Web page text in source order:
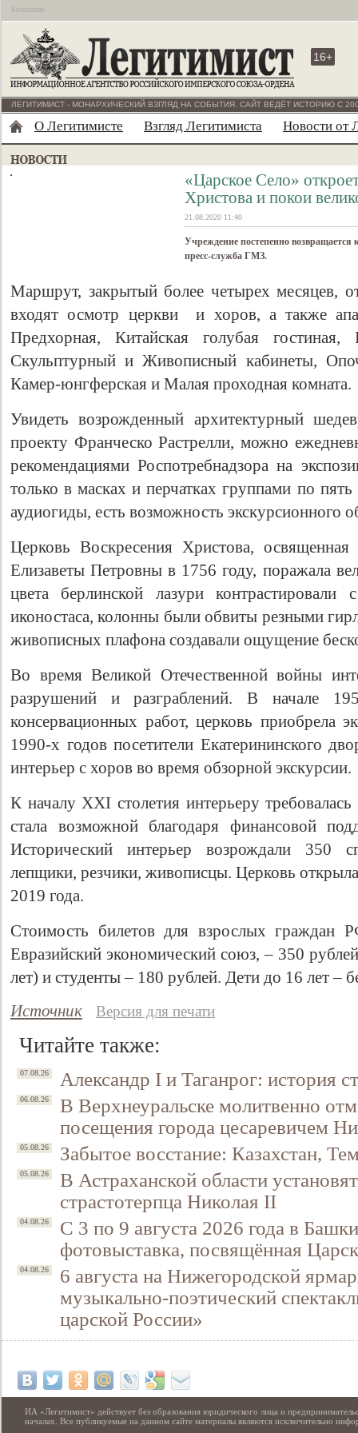
Бесплатно
16+
ЛЕГИТИМИСТ - МОНАРХИЧЕСКИЙ ВЗГЛЯД НА СОБЫТИЯ. САЙТ ВЕДЁТ ИСТОРИЮ С
О Легитимисте Взгляд Легитимиста Новости от
«Царское Село»
Христова и покои
21.08.2020 11:40
Учреждение постепенно
пресс-служба ГМЗ.
Маршрут, закрытый более четырех месяцев,
входят осмотр церкви и хоров, а также
Предхорная, Китайская голубая гостиная,
Скульптурный и Живописный кабинеты,
Камер-юнгферская и Малая проходная комната.
Увидеть возрожденный архитектурный
проекту Франческо Растрелли, можно
рекомендациями Роспотребнадзора на
только в масках и перчатках группами по
аудиогиды, есть возможность экскурсионного
Церковь Воскресения Христова,
Елизаветы Петровны в 1756 году, поражала
цвета берлинской лазури контрастировали
иконостаса, колонны были обвиты резными
живописных плафона создавали ощущение
Во время Великой Отечественной войны
разрушений и разграблений. В начале
консервационных работ, церковь приобрела
1990-х годов посетители Екатерининского
интерьер с хоров во время обзорной экскурсии.
К началу XXI столетия интерьеру
стала возможной благодаря финансовой
Исторический интерьер возрождали 350
лепщики, резчики, живописцы. Церковь
2019 года.
Стоимость билетов для взрослых граждан
Евразийский экономический союз, – 350
лет) и студенты – 180 рублей. Дети до 16 лет –
Источник
Версия для печати
Читайте также:
07.08.26 Александр I и Таганрог: история
06.08.26
В Верхнеуральске молитвенно
посещения города цесаревичем
05.08.26 Забытое восстание: Казахстан,
05.08.26
В Астраханской области
страстотерпца Николая II
04.08.26
С 3 по 9 августа 2026 года в
фотовыставка, посвящённая
04.08.26
6 августа на Нижегородской
музыкально-поэтический
царской России»
ИА «Легитимист» действует без образования юридического лица и
началах. Все публикуемые на данном сайте материалы являются исключительно